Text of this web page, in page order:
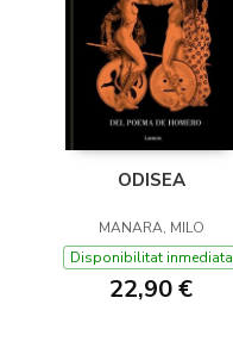
ODISEA
MANARA, MILO
Disponibilitat inmediata
22,90 €